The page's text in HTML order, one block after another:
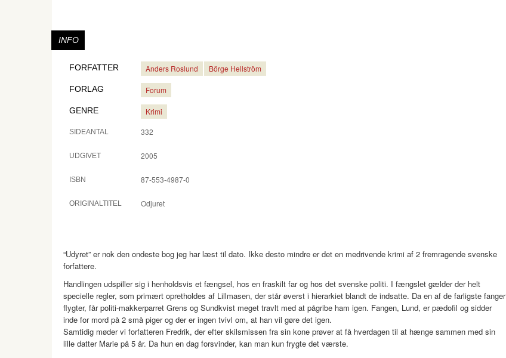
INFO
FORFATTER Anders Roslund Börge Hellström
FORLAG Forum
GENRE Krimi
SIDEANTAL 332
UDGIVET 2005
ISBN 87-553-4987-0
ORIGINALTITEL Odjuret
“Udyret” er nok den ondeste bog jeg har læst til dato. Ikke desto mindre er det en medrivende krimi af 2 fremragende svenske
forfattere.
Handlingen udspiller sig i henholdsvis et fængsel, hos en fraskilt far og hos det svenske politi. I fængslet gælder der helt
specielle regler, som primært opretholdes af Lillmasen, der står øverst i hierarkiet blandt de indsatte. Da en af de farligste fanger
flygter, får politi-makkerparret Grens og Sundkvist meget travlt med at pågribe ham igen. Fangen, Lund, er pædofil og sidder
inde for mord på 2 små piger og der er ingen tvivl om, at han vil gøre det igen.
Samtidig møder vi forfatteren Fredrik, der efter skilsmissen fra sin kone prøver at få hverdagen til at hænge sammen med sin
lille datter Marie på 5 år. Da hun en dag forsvinder, kan man kun frygte det værste.